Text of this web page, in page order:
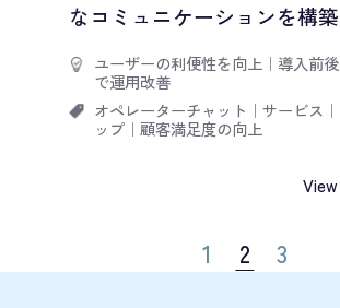
なコミュニケーションを構築
ユーザーの利便性を向上｜ 導入前
で運用改善
オペレーターチャット ｜ サービス ｜
ップ｜ 顧客満足度の向上
1 2 3